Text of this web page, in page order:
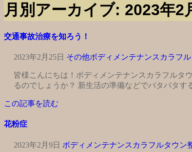
月別アーカイブ: 2023年2
交通事故治療を知ろう！
2023年2月25日 その他ボディメンテナンスカラフ
皆様こんにちは！ボディメンテナンスカラフルタ
るのでしょうか？ 新生活の準備などでバタバタす
この記事を読む
花粉症
2023年2月9日 ボディメンテナンスカラフルタウン